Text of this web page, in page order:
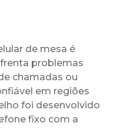
de mesa é
problemas
chamadas ou
em regiões
foi desenvolvido
fixo com a